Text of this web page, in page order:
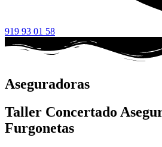
919 93 01 58
Aseguradoras
Taller Concertado
Furgonetas